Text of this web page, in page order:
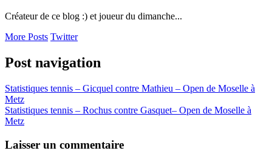
Créateur de ce blog :) et joueur du dimanche...
More Posts Twitter
Post navigation
Statistiques tennis – Gicquel contre Mathieu – Open de Moselle à
Metz
Statistiques tennis – Rochus contre Gasquet– Open de Moselle à
Metz
Laisser un commentaire